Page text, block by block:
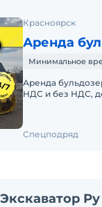
Красноярск
Аренда
Минимальное
Аренда
НДС и без НДС,
Спецподряд
Ру